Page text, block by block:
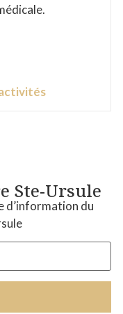
Ste-Ursule
d’information du